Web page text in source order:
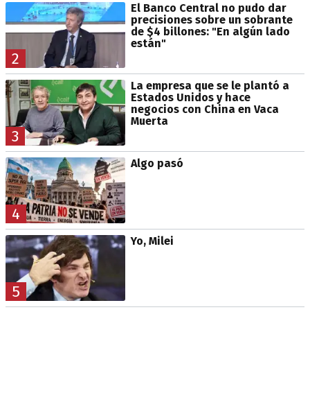
2
El Banco Central no pudo dar
precisiones sobre un sobrante
de $4 billones: "En algún lado
están"
3
La empresa que se le plantó a
Estados Unidos y hace
negocios con China en Vaca
Muerta
4
Algo pasó
5
Yo, Milei